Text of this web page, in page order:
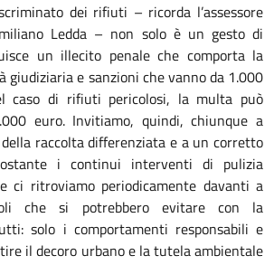
dei rifiuti – ricorda l’assessore
Ledda – non solo è un gesto di
un illecito penale che comporta la
giudiziaria e sanzioni che vanno da 1.000
caso di rifiuti pericolosi, la multa può
euro. Invitiamo, quindi, chiunque a
raccolta differenziata e a un corretto
i continui interventi di pulizia
ci ritroviamo periodicamente davanti a
che si potrebbero evitare con la
solo i comportamenti responsabili e
il decoro urbano e la tutela ambientale